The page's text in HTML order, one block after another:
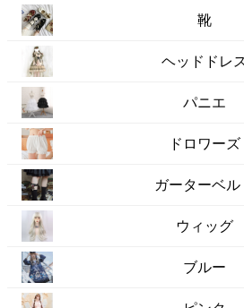
靴
ヘッドドレ
パニエ
ドロワーズ
ガーターベル
ウィッグ
ブルー